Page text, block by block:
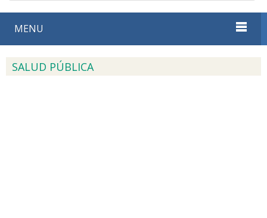
MENU
SALUD PÚBLICA